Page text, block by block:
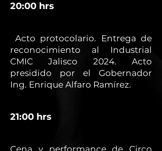
20:00 hrs
Acto protocolario. Entrega de
reconocimiento al Industrial
CMIC Jalisco 2024. Acto
presidido por el Gobernador
Ing. Enrique Alfaro Ramírez.
21:00 hrs
Cena y performance de Circo